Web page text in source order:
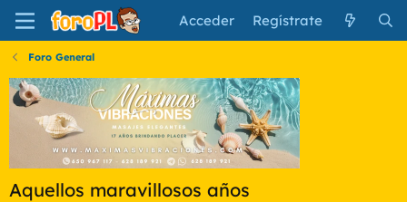
Acceder Regístrate
Foro General
Aquellos maravillosos años